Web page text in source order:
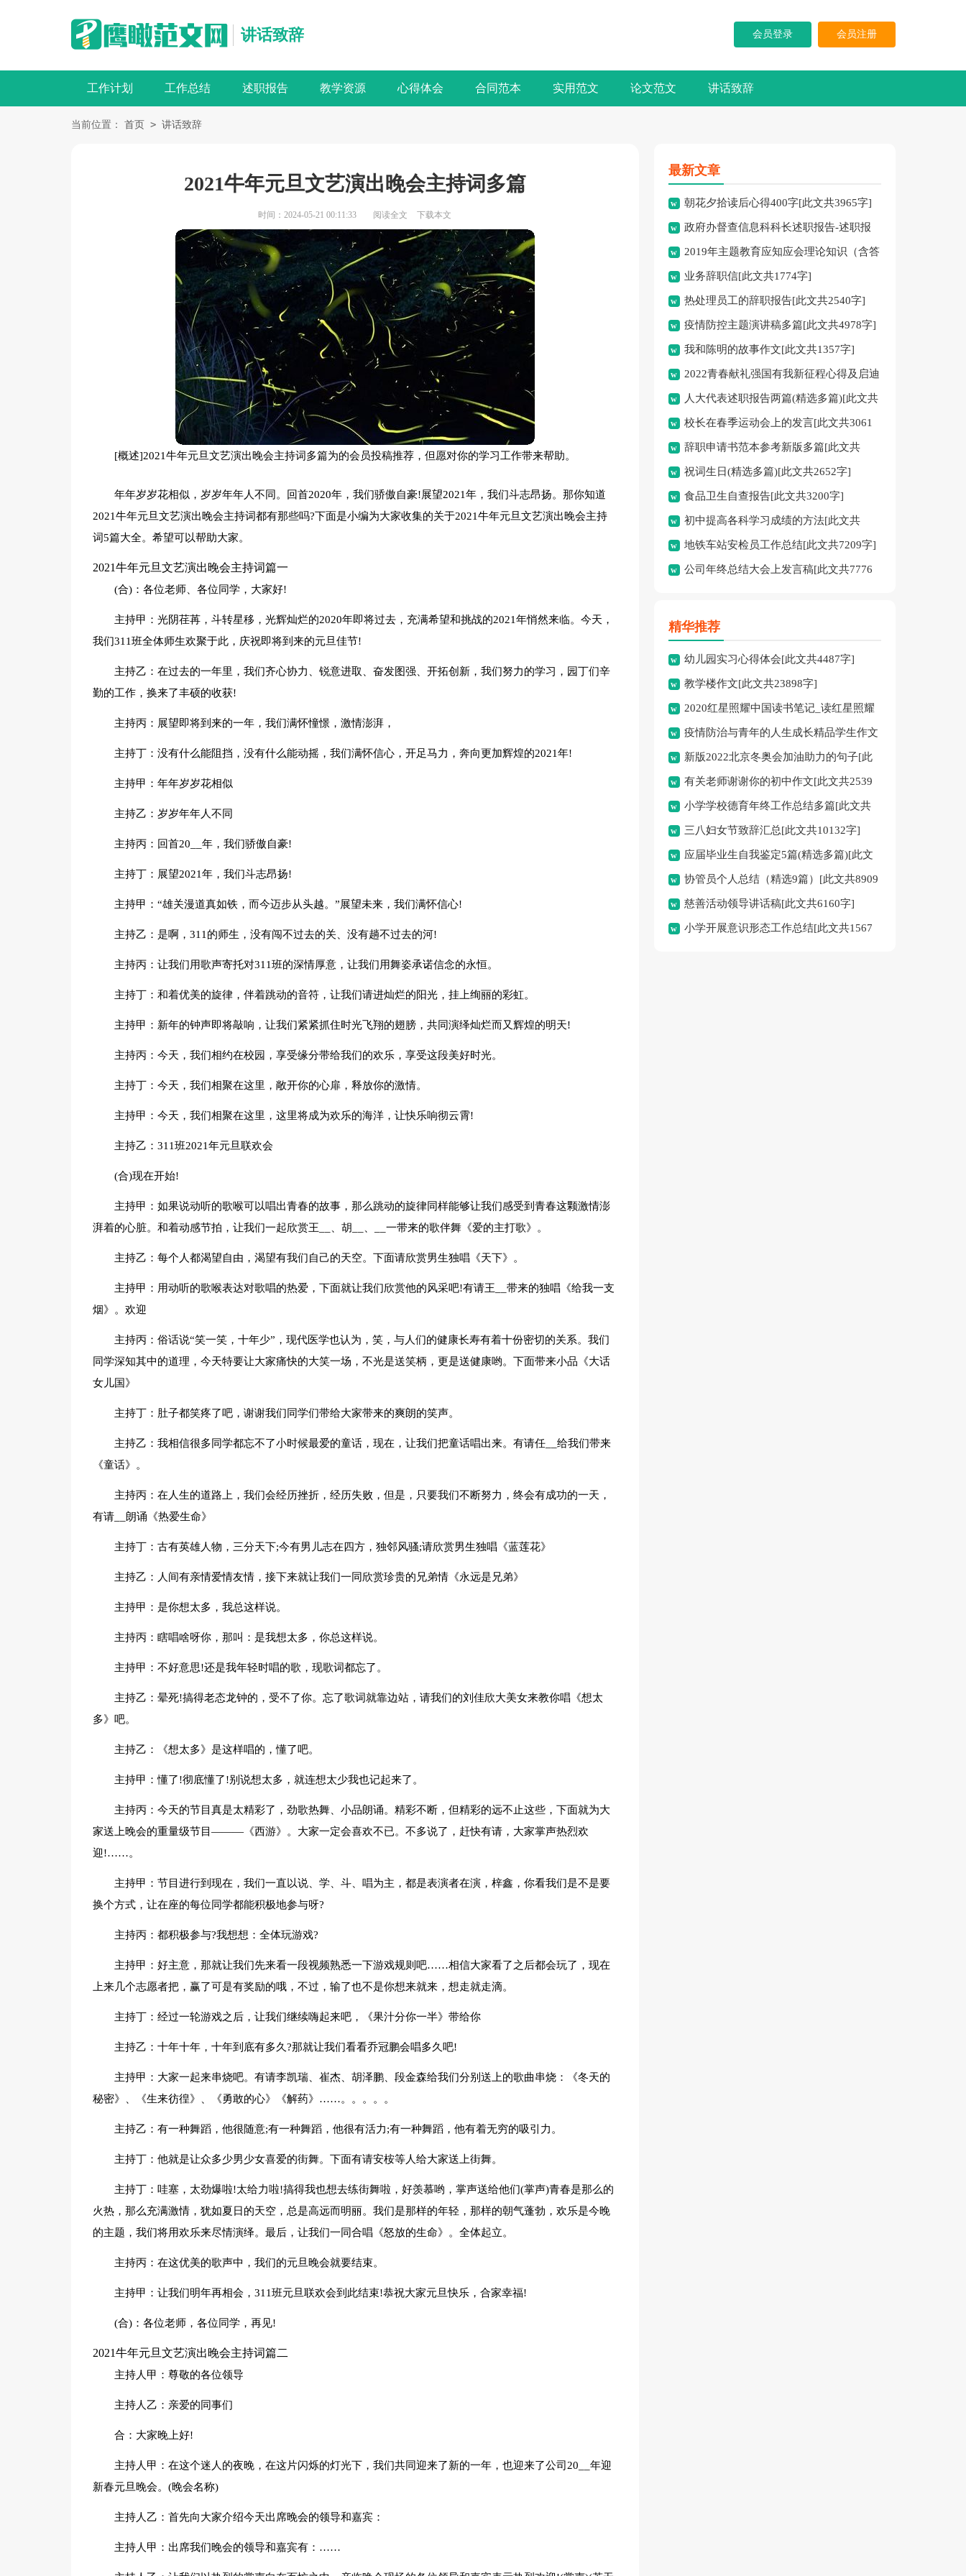
讲话致辞 会员登录 会员注册
工作计划 工作总结 述职报告 教学资源 心得体会 合同范本 实用范文 论文范文 讲话致辞
当前位置： 首页 > 讲话致辞
2021牛年元旦文艺演出晚会主持词多篇
时间：2024-05-21 00:11:33 阅读全文 下载本文
[概述]2021牛年元旦文艺演出晚会主持词多篇为的会员投稿推荐，但愿对你的学习工作带来帮助。
年年岁岁花相似，岁岁年年人不同。回首2020年，我们骄傲自豪!展望2021年，我们斗志昂扬。那你知道
2021牛年元旦文艺演出晚会主持词都有那些吗?下面是小编为大家收集的关于2021牛年元旦文艺演出晚会主持
词5篇大全。希望可以帮助大家。
2021牛年元旦文艺演出晚会主持词篇一
(合)：各位老师、各位同学，大家好!
主持甲：光阴荏苒，斗转星移，光辉灿烂的2020年即将过去，充满希望和挑战的2021年悄然来临。今天，
我们311班全体师生欢聚于此，庆祝即将到来的元旦佳节!
主持乙：在过去的一年里，我们齐心协力、锐意进取、奋发图强、开拓创新，我们努力的学习，园丁们辛
勤的工作，换来了丰硕的收获!
主持丙：展望即将到来的一年，我们满怀憧憬，激情澎湃，
主持丁：没有什么能阻挡，没有什么能动摇，我们满怀信心，开足马力，奔向更加辉煌的2021年!
主持甲：年年岁岁花相似
主持乙：岁岁年年人不同
主持丙：回首20__年，我们骄傲自豪!
主持丁：展望2021年，我们斗志昂扬!
主持甲：“雄关漫道真如铁，而今迈步从头越。”展望未来，我们满怀信心!
主持乙：是啊，311的师生，没有闯不过去的关、没有趟不过去的河!
主持丙：让我们用歌声寄托对311班的深情厚意，让我们用舞姿承诺信念的永恒。
主持丁：和着优美的旋律，伴着跳动的音符，让我们请进灿烂的阳光，挂上绚丽的彩虹。
主持甲：新年的钟声即将敲响，让我们紧紧抓住时光飞翔的翅膀，共同演绎灿烂而又辉煌的明天!
主持丙：今天，我们相约在校园，享受缘分带给我们的欢乐，享受这段美好时光。
主持丁：今天，我们相聚在这里，敞开你的心扉，释放你的激情。
主持甲：今天，我们相聚在这里，这里将成为欢乐的海洋，让快乐响彻云霄!
主持乙：311班2021年元旦联欢会
(合)现在开始!
主持甲：如果说动听的歌喉可以唱出青春的故事，那么跳动的旋律同样能够让我们感受到青春这颗激情澎
湃着的心脏。和着动感节拍，让我们一起欣赏王__、胡__、__一带来的歌伴舞《爱的主打歌》。
主持乙：每个人都渴望自由，渴望有我们自己的天空。下面请欣赏男生独唱《天下》。
主持甲：用动听的歌喉表达对歌唱的热爱，下面就让我们欣赏他的风采吧!有请王__带来的独唱《给我一支
烟》。欢迎
主持丙：俗话说“笑一笑，十年少”，现代医学也认为，笑，与人们的健康长寿有着十份密切的关系。我们
同学深知其中的道理，今天特要让大家痛快的大笑一场，不光是送笑柄，更是送健康哟。下面带来小品《大话
女儿国》
主持丁：肚子都笑疼了吧，谢谢我们同学们带给大家带来的爽朗的笑声。
主持乙：我相信很多同学都忘不了小时候最爱的童话，现在，让我们把童话唱出来。有请任__给我们带来
《童话》。
主持丙：在人生的道路上，我们会经历挫折，经历失败，但是，只要我们不断努力，终会有成功的一天，
有请__朗诵《热爱生命》
主持丁：古有英雄人物，三分天下;今有男儿志在四方，独邻风骚;请欣赏男生独唱《蓝莲花》
主持乙：人间有亲情爱情友情，接下来就让我们一同欣赏珍贵的兄弟情《永远是兄弟》
主持甲：是你想太多，我总这样说。
主持丙：瞎唱啥呀你，那叫：是我想太多，你总这样说。
主持甲：不好意思!还是我年轻时唱的歌，现歌词都忘了。
主持乙：晕死!搞得老态龙钟的，受不了你。忘了歌词就靠边站，请我们的刘佳欣大美女来教你唱《想太
多》吧。
主持乙：《想太多》是这样唱的，懂了吧。
主持甲：懂了!彻底懂了!别说想太多，就连想太少我也记起来了。
主持丙：今天的节目真是太精彩了，劲歌热舞、小品朗诵。精彩不断，但精彩的远不止这些，下面就为大
家送上晚会的重量级节目———《西游》。大家一定会喜欢不已。不多说了，赶快有请，大家掌声热烈欢
迎!……。
主持甲：节目进行到现在，我们一直以说、学、斗、唱为主，都是表演者在演，梓鑫，你看我们是不是要
换个方式，让在座的每位同学都能积极地参与呀?
主持丙：都积极参与?我想想：全体玩游戏?
主持甲：好主意，那就让我们先来看一段视频熟悉一下游戏规则吧……相信大家看了之后都会玩了，现在
上来几个志愿者把，赢了可是有奖励的哦，不过，输了也不是你想来就来，想走就走滴。
主持丁：经过一轮游戏之后，让我们继续嗨起来吧，《果汁分你一半》带给你
主持乙：十年十年，十年到底有多久?那就让我们看看乔冠鹏会唱多久吧!
主持甲：大家一起来串烧吧。有请李凯瑞、崔杰、胡泽鹏、段金森给我们分别送上的歌曲串烧：《冬天的
秘密》、《生来彷徨》、《勇敢的心》《解药》……。。。。。
主持乙：有一种舞蹈，他很随意;有一种舞蹈，他很有活力;有一种舞蹈，他有着无穷的吸引力。
主持丁：他就是让众多少男少女喜爱的街舞。下面有请安桉等人给大家送上街舞。
主持丁：哇塞，太劲爆啦!太给力啦!搞得我也想去练街舞啦，好羡慕哟，掌声送给他们(掌声)青春是那么的
火热，那么充满激情，犹如夏日的天空，总是高远而明丽。我们是那样的年轻，那样的朝气蓬勃，欢乐是今晚
的主题，我们将用欢乐来尽情演绎。最后，让我们一同合唱《怒放的生命》。全体起立。
主持丙：在这优美的歌声中，我们的元旦晚会就要结束。
主持甲：让我们明年再相会，311班元旦联欢会到此结束!恭祝大家元旦快乐，合家幸福!
(合)：各位老师，各位同学，再见!
2021牛年元旦文艺演出晚会主持词篇二
主持人甲：尊敬的各位领导
主持人乙：亲爱的同事们
合：大家晚上好!
主持人甲：在这个迷人的夜晚，在这片闪烁的灯光下，我们共同迎来了新的一年，也迎来了公司20__年迎
新春元旦晚会。(晚会名称)
主持人乙：首先向大家介绍今天出席晚会的领导和嘉宾：
主持人甲：出席我们晚会的领导和嘉宾有：……
最新文章
朝花夕拾读后心得400字[此文共3965字]
政府办督查信息科科长述职报告-述职报
告[此文共10194字]
2019年主题教育应知应会理论知识（含答
案）[此文共10252字]
业务辞职信[此文共1774字]
热处理员工的辞职报告[此文共2540字]
疫情防控主题演讲稿多篇[此文共4978字]
我和陈明的故事作文[此文共1357字]
2022青春献礼强国有我新征程心得及启迪
多篇[此文共4095字]
人大代表述职报告两篇(精选多篇)[此文共
12798字]
校长在春季运动会上的发言[此文共3061
字] 辞职申请书范本参考新版多篇[此文共
2986字]
祝词生日(精选多篇)[此文共2652字]
食品卫生自查报告[此文共3200字]
初中提高各科学习成绩的方法[此文共
2526字]
地铁车站安检员工作总结[此文共7209字]
公司年终总结大会上发言稿[此文共7776
精华推荐
幼儿园实习心得体会[此文共4487字]
教学楼作文[此文共23898字]
2020红星照耀中国读书笔记_读红星照耀
中国有感多篇[此文共4723字]
疫情防治与青年的人生成长精品学生作文
多篇[此文共4785字]
新版2022北京冬奥会加油助力的句子[此
文共2555字]
有关老师谢谢你的初中作文[此文共2539
字] 小学学校德育年终工作总结多篇[此文共
22101字]
三八妇女节致辞汇总[此文共10132字]
应届毕业生自我鉴定5篇(精选多篇)[此文
共6998字]
协管员个人总结（精选9篇）[此文共8909
字] 慈善活动领导讲话稿[此文共6160字]
小学开展意识形态工作总结[此文共1567